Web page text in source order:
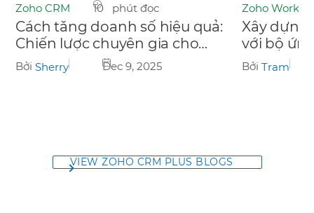
Zoho CRM 10 phút đọc
Cách tăng doanh số hiệu quả:
Chiến lược chuyên gia cho
năm 2026
BởiSherry Dec 9, 2025
Zoho
Xây dựng
với bộ
Bởi Tram
VIEW ZOHO CRM PLUS BLOGS